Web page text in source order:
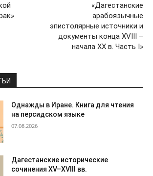
«Дагестанские
арабоязычные
эпистолярные источники и
документы конца XVIII –
начала ХХ в. Часть I»
Однажды в Иране. Книга для чтения
на персидском языке
07.08.2026
Дагестанские исторические
сочинения XV–XVIII вв.